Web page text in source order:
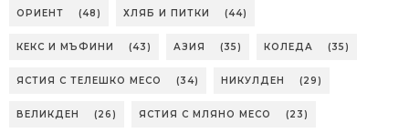
ОРИЕНТ (48) ХЛЯБ И ПИТКИ (44)
КЕКС И МЪФИНИ (43) АЗИЯ (35) КОЛЕДА (35)
ЯСТИЯ С ТЕЛЕШКО МЕСО (34) НИКУЛДЕН (29)
ВЕЛИКДЕН (26) ЯСТИЯ С МЛЯНО МЕСО (23)